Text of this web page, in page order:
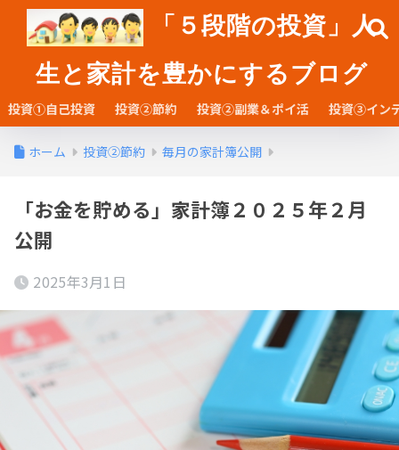
「５段階の投資」人
生と家計を豊かにするブログ
投資①自己投資 投資②節約 投資②副業＆ポイ活 投資③イン
ホーム 投資②節約 毎月の家計簿公開
「お金を貯める」家計簿２０２５年２月
公開
2025年3月1日